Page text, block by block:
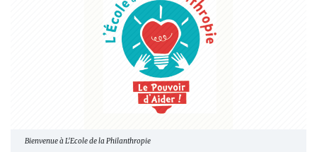
Bienvenue à L'Ecole de la Philanthropie